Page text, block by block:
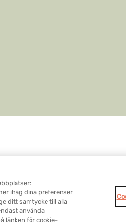
Användarvillkor
This website is intended for a global
ihåg dina preferenser
ditt samtycke till alla
använda
länken för cookie-